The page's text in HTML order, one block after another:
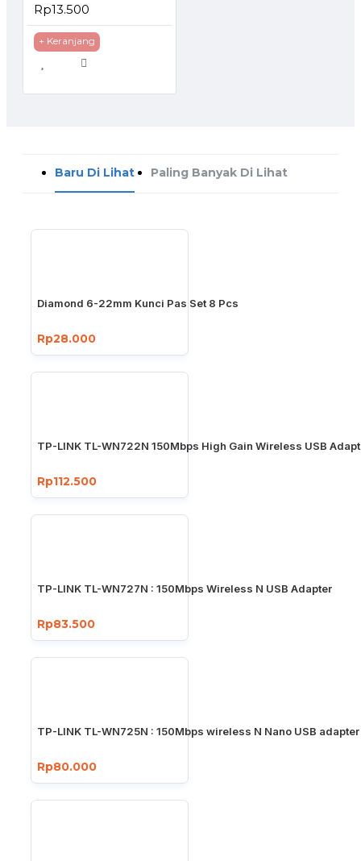
Rp13.500
+ Keranjang
Baru Di Lihat Paling Banyak Di Lihat
Diamond 6-22mm Kunci Pas Set 8 Pcs
Rp28.000
TP-LINK TL-WN722N 150Mbps High Gain Wireless USB
Rp112.500
TP-LINK TL-WN727N : 150Mbps Wireless N USB Adapter
Rp83.500
TP-LINK TL-WN725N : 150Mbps wireless N Nano USB adapter
Rp80.000